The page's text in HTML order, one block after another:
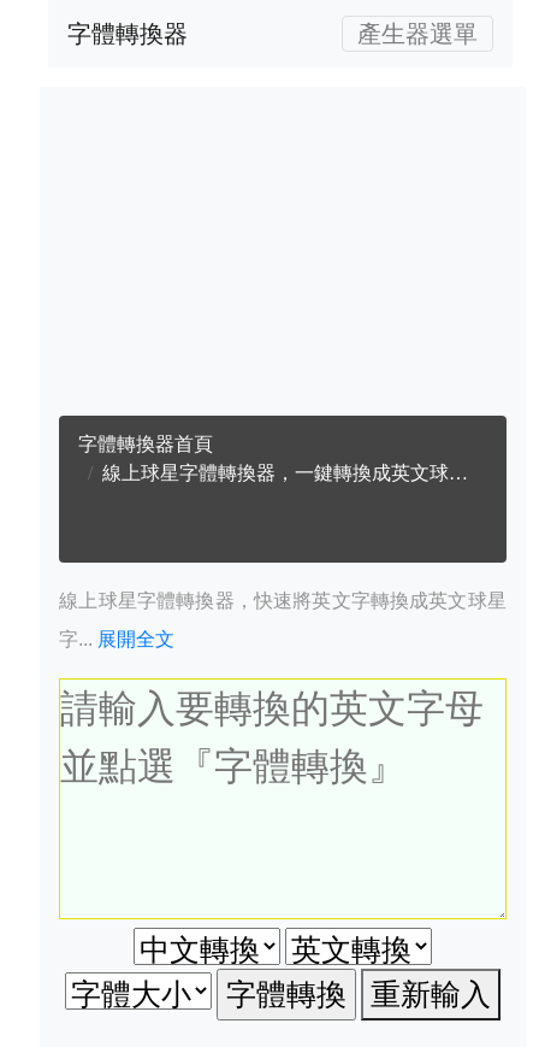
字體轉換器 產生器選單
字體轉換器首頁
線上球星字體轉換器，一鍵轉換成英文球星字體
線上球星字體轉換器，快速將英文字轉換成英文球星
字... 展開全文
重新輸入